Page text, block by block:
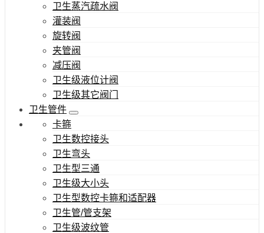
卫生蒸汽疏水阀
灌装阀
旋转阀
夹管阀
减压阀
卫生级液位计阀
卫生级其它阀门
卫生管件
卡箍
卫生数控接头
卫生弯头
卫生型三通
卫生级大小头
卫生型数控卡箍和适配器
卫生管/管支架
卫生级波纹管